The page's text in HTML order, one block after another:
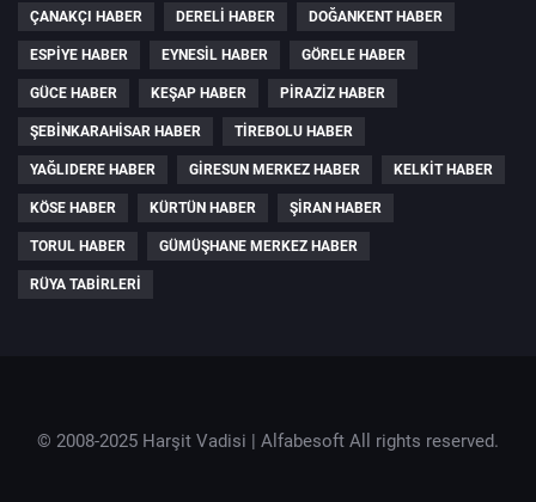
ÇANAKÇI HABER DERELI HABER DOĞANKENT HABER
ESPIYE HABER EYNESIL HABER GÖRELE HABER
GÜCE HABER KEŞAP HABER PIRAZIZ HABER
ŞEBINKARAHISAR HABER TIREBOLU HABER
YAĞLIDERE HABER GIRESUN MERKEZ HABER KELKIT HABER
KÖSE HABER KÜRTÜN HABER ŞIRAN HABER
TORUL HABER GÜMÜŞHANE MERKEZ HABER
RÜYA TABIRLERI
© 2008-2025 Harşit Vadisi | Alfabesoft All rights reserved.